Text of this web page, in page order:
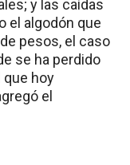
y las caídas
el algodón que
pesos, el caso
se ha perdido
que hoy
el